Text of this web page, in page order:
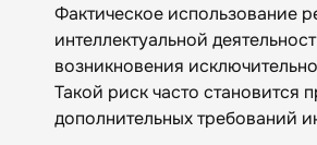
Фактическое использование
интеллектуальной
возникновения
Такой риск часто становится
дополнительных требований